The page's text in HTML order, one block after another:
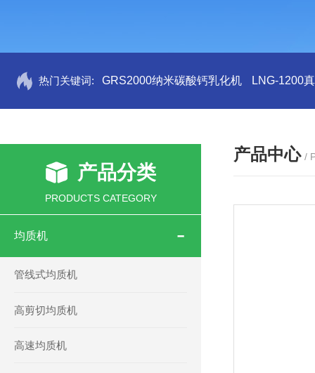
热门关键词: GRS2000纳米碳酸钙乳化机 LNG-1200
产品分类
PRODUCTS CATEGORY
均质机
管线式均质机
高剪切均质机
高速均质机
产品中心 /